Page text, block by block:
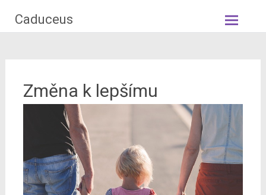
Caduceus
Skip
to
Změna k lepšímu